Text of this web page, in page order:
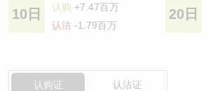
10日 认购 +7.47百万
认沽 -1.79百万
20日
认购证 认沽证